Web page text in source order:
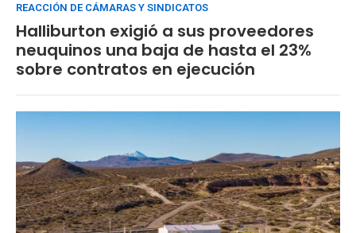
REACCIÓN DE CÁMARAS Y SINDICATOS
Halliburton exigió a sus proveedores
neuquinos una baja de hasta el 23%
sobre contratos en ejecución